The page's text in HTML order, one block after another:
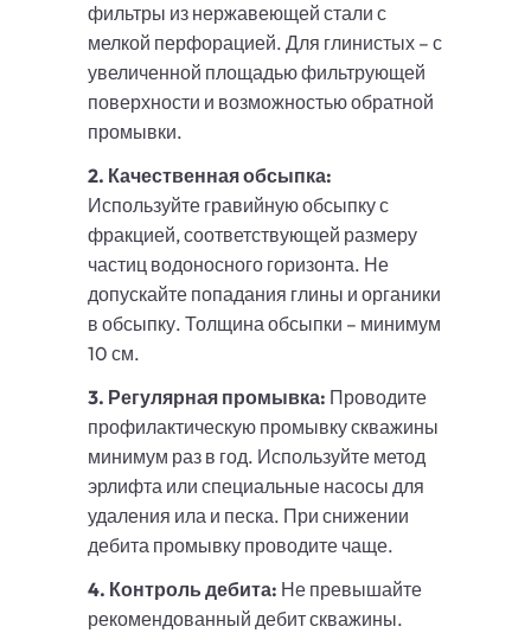
фильтры из нержавеющей стали с
мелкой перфорацией. Для глинистых – с
увеличенной площадью фильтрующей
поверхности и возможностью обратной
промывки.
2. Качественная обсыпка:
Используйте гравийную обсыпку с
фракцией, соответствующей размеру
частиц водоносного горизонта. Не
допускайте попадания глины и органики
в обсыпку. Толщина обсыпки – минимум
10 см.
3. Регулярная промывка: Проводите
профилактическую промывку скважины
минимум раз в год. Используйте метод
эрлифта или специальные насосы для
удаления ила и песка. При снижении
дебита промывку проводите чаще.
4. Контроль дебита: Не превышайте
рекомендованный дебит скважины.